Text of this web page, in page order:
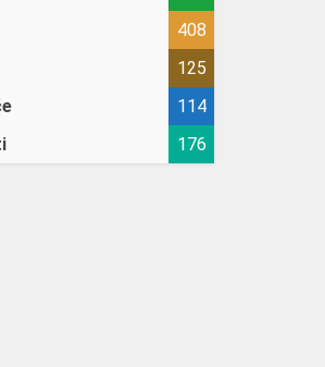
408
125
114
176